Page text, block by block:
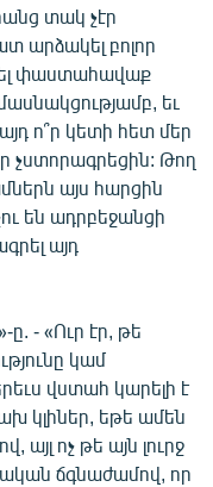
տակ չէր
արձակել բոլոր
փաստահավաք
եւ
ո՞ր կետի հետ մեր
չստորագրեցին: Թող
այս հարցին
են ադրբեջանցի
այդ
- «Ուր էր, թե
կամ
վստահ կարելի է
կլիներ, եթե ամեն
ոչ թե այն լուրջ
ճգնաժամով, որ